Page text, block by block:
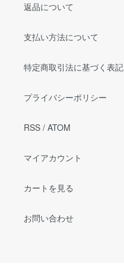
返品について
支払い方法について
特定商取引法に基づく表記
プライバシーポリシー
RSS / ATOM
マイアカウント
カートを見る
お問い合わせ